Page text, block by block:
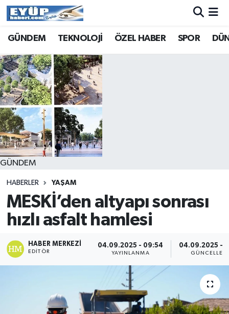
GÜNDEM TEKNOLOJİ ÖZEL HABER SPOR
GÜNDEM
HABERLER YAŞAM
MESKİ’den altyapı sonrası
hızlı asfalt hamlesi
HABER MERKEZI
EDITÖR
04.09.2025 - 09:54
YAYINLANMA
04.09.2025 -